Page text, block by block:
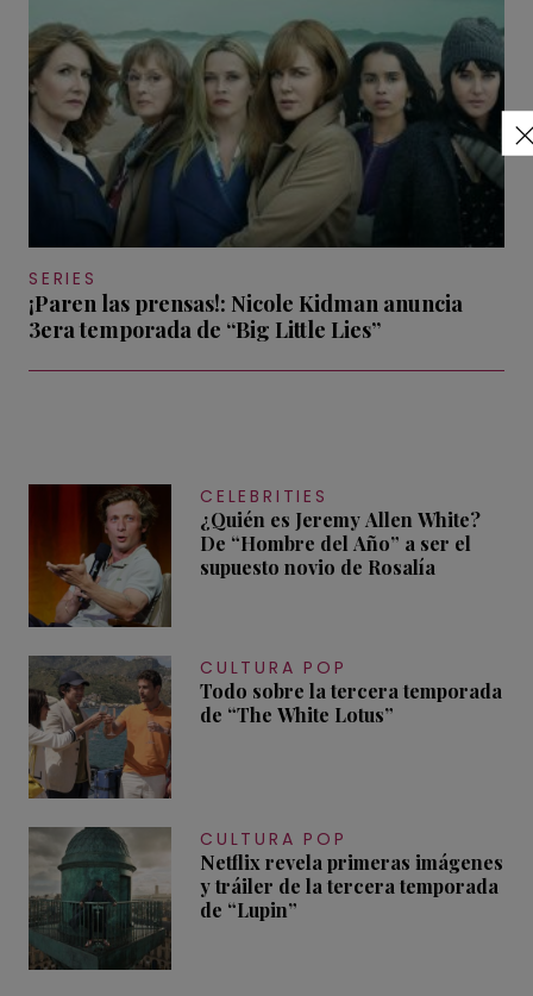
SERIES
¡Paren las prensas!: Nicole Kidman anuncia
3era temporada de “Big Little Lies”
CELEBRITIES
¿Quién es Jeremy Allen White?
De “Hombre del Año” a ser el
supuesto novio de Rosalía
CULTURA POP
Todo sobre la tercera temporada
de “The White Lotus”
CULTURA POP
Netflix revela primeras imágenes
y tráiler de la tercera temporada
de “Lupin”